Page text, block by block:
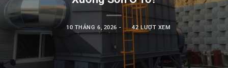
10 THÁNG 6, 2026 - 42 LƯỢT XEM